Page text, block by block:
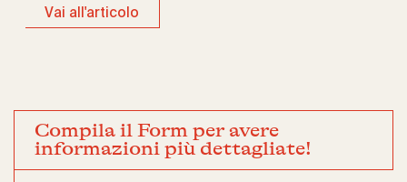
Vai all'articolo
Compila il Form per avere
informazioni più dettagliate!